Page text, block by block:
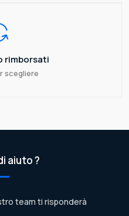
rimborsati
scegliere
aiuto ?
team ti risponderà